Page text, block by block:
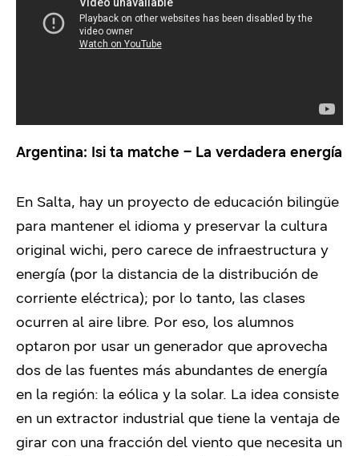
Argentina: Isi ta matche – La verdadera energía
En Salta, hay un proyecto de educación bilingüe
para mantener el idioma y preservar la cultura
original wichi, pero carece de infraestructura y
energía (por la distancia de la distribución de
corriente eléctrica); por lo tanto, las clases
ocurren al aire libre. Por eso, los alumnos
optaron por usar un generador que aprovecha
dos de las fuentes más abundantes de energía
en la región: la eólica y la solar. La idea consiste
en un extractor industrial que tiene la ventaja de
girar con una fracción del viento que necesita un